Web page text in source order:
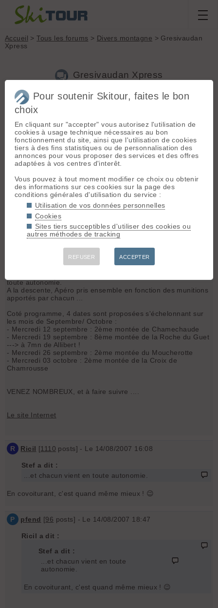
Accueil >Tous les forums > Divers montagne > Gresivaudan
Xpress
Gresivaudan Xpress
Nouveau sujet
Voir tous les sujets Chercher Archives
P
pfend[96posts] - Le 13/08/2007 21:12
Bonjour les sportifs,
histoire de faire monter le coeur après une journée de travail,
assis devant un ordi !
Ces épreuves sportives ne sont pas des compétitions, mais
un challenge entre amis avec des valeurs fortes : convivialité,
amateurisme, confidentialité, camaraderie, course intimiste,
rigolade, 'fun', etc, etc.
Chaque participant s’engage sous sa propre responsabilité,
Il n'y a pas d'organisateur officiel, pas de frais de
toute autonomie.
A la descente, Apéro pris ensemble en fonction des munitions
apportés par chacun ...
Coté programme, 4 dates sont proposées s'échelonnant sur
les mois de Septembre/ Octobre :
- Mercredi 12 septembre : 2ème montée de Chamechaude
- Mercredi 19 septembre : 8ème montée de la Roche du Guet
---> à 7mn de Allibert !
- Mercredi 26 septembre : 2ème montée du Moucherotte
- Mercredi 03 octobre : 2ème montée de la Croix de
Chamrousse
VENEZ NOMBREUX, et à faire suivre ....
Le site Internet
R Ricil [1110 posts] - Le 14/08/2007 16:08
Stef a dit :
...et chacun vient en toute autonomie.
En covoiturant, c'est quand même mieux ! 😉
P pfend [96 posts] - Le 14/08/2007 18:47
Ricil a dit :
Stef a dit :
...et chacun vient en toute
autonomie.
En covoiturant, c'est quand même mieux ! 😉
Pour soutenir Skitour, faites le bon
choix
En cliquant sur "accepter" vous autorisez l'utilisation de
cookies à usage technique nécessaires au bon
fonctionnement du site, ainsi que l'utilisation de cookies
tiers à des fins statistiques ou de personnalisation des
annonces pour vous proposer des services et des offres
adaptées à vos centres d'interêt.
Vous pouvez à tout moment modifier ce choix ou obtenir
des informations sur ces cookies sur la page des
conditions générales d'utilisation du service :
Utilisation de vos données personnelles
Cookies
Sites tiers succeptibles d'utiliser des cookies ou
autres méthodes de tracking
REFUSER ACCEPTER